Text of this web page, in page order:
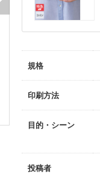
規格
印刷方法
目的・シーン
投稿者